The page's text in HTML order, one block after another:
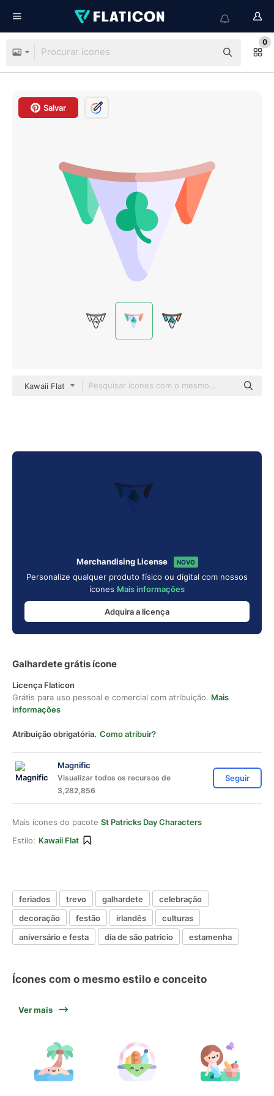
0
Salvar
Kawaii Flat
Merchandising License NOVO
Personalize qualquer produto físico ou digital com nossos
ícones Mais informações
Adquira a licença
Galhardete grátis ícone
Licença Flaticon
Grátis para uso pessoal e comercial com atribuição. Mais
informações
Atribuição obrigatória. Como atribuir?
Magnific
Visualizar todos os recursos de
3,282,856
Seguir
Mais ícones do pacote St Patricks Day Characters
Estilo: Kawaii Flat
feriados trevo galhardete
celebração
decoração
festão irlandês
culturas
aniversário e festa
dia de são patricio estamenha
Ícones com o mesmo estilo e conceito
Ver mais